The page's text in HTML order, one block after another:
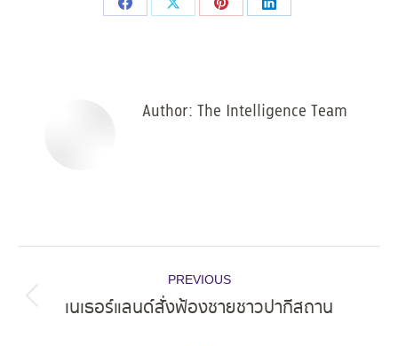
Share
Share
Share
Share
Author: The Intelligence Team
navigation
PREVIOUS
Previous
เนเธอร์แลนด์สั่งฟ้องชายชาวปากีสถาน